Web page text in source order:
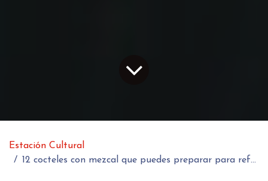
Estación Cultural
12 cocteles con mezcal que puedes preparar para refrescarte